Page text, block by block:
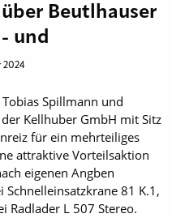
Beutlhauser
und
2024
Tobias Spillmann und
Kellhuber GmbH mit Sitz
für ein mehrteiliges
attraktive Vorteilsaktion
eigenen Angben
Schnelleinsatzkrane 81 K.1,
Radlader L 507 Stereo.